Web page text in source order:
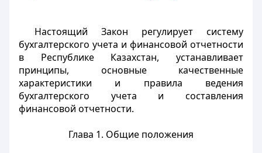
Настоящий Закон регулирует систему
бухгалтерского учета и финансовой отчетности
в Республике Казахстан, устанавливает
принципы, основные качественные
характеристики и правила ведения
бухгалтерского учета и составления
финансовой отчетности.
Глава 1. Общие положения